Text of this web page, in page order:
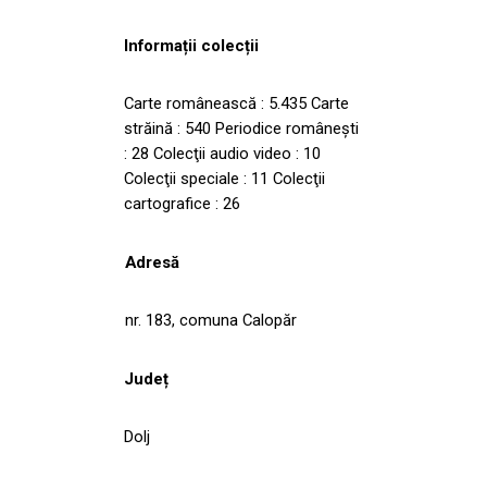
Informații colecții
Carte românească : 5.435 Carte
străină : 540 Periodice româneşti
: 28 Colecţii audio video : 10
Colecţii speciale : 11 Colecţii
cartografice : 26
Adresă
nr. 183, comuna Calopăr
Județ
Dolj